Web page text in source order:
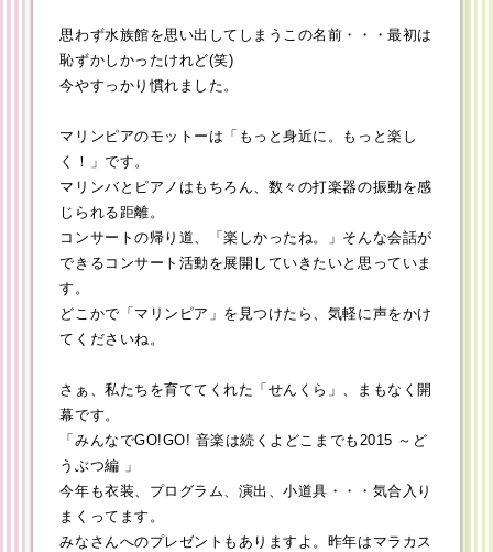
思わず水族館を思い出してしまうこの名前・・・最初は
恥ずかしかったけれど(笑)
今やすっかり慣れました。
マリンピアのモットーは「もっと身近に。もっと楽し
く！」です。
マリンバとピアノはもちろん、数々の打楽器の振動を感
じられる距離。
コンサートの帰り道、「楽しかったね。」そんな会話が
できるコンサート活動を展開していきたいと思っていま
す。
どこかで「マリンピア」を見つけたら、気軽に声をかけ
てくださいね。
さぁ、私たちを育ててくれた「せんくら」、まもなく開
幕です。
「みんなでGO!GO! 音楽は続くよどこまでも2015 ～ど
うぶつ編 」
今年も衣装、プログラム、演出、小道具・・・気合入り
まくってます。
みなさんへのプレゼントもありますよ。昨年はマラカス